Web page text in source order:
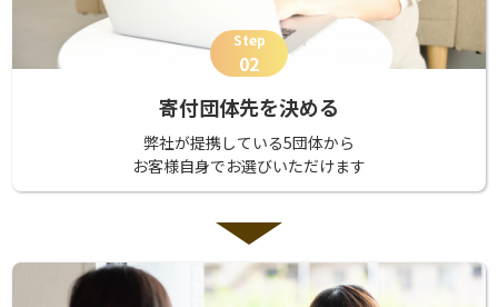
Step
02
寄付団体先を決める
弊社が提携している5団体から
お客様自身でお選びいただけます